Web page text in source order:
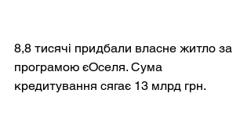
8,8 тисячі придбали власне житло за
програмою єОселя. Сума
кредитування сягає 13 млрд грн.